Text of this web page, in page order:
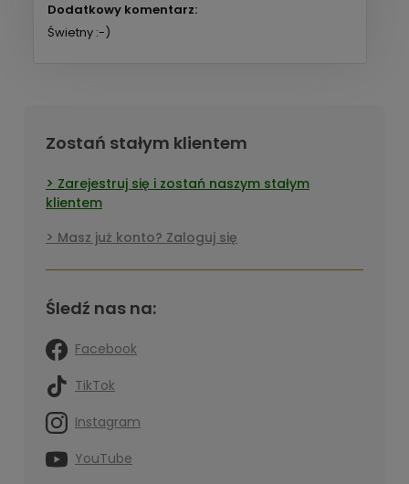
Dodatkowy komentarz:
Świetny :-)
Zostań stałym klientem
Zarejestruj się i zostań naszym stałym
klientem
Masz już konto? Zaloguj się
Śledź nas na:
Facebook
TikTok
Instagram
YouTube